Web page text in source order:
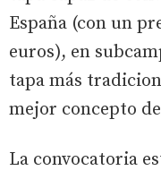
España (con un
euros), en
tapa más
mejor concepto
La convocatoria